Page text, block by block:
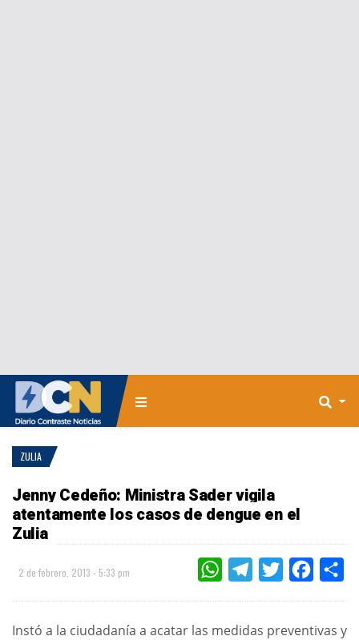
ZULIA
Jenny Cedeño: Ministra Sader vigila
atentamente los casos de dengue en el
Zulia
2 de febrero, 2013 - 5:33 pm WHATSAPPTELEGRAMTWITTER
Instó a la ciudadanía a acatar las medidas preventivas y